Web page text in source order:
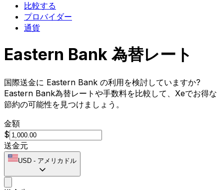
比較する
プロバイダー
通貨
Eastern Bank 為替レート
国際送金に Eastern Bank の利用を検討していますか?
Eastern Bank為替レートや手数料を比較して、Xeでお得な
節約の可能性を見つけましょう。
金額
$
送金元
USD - アメリカドル